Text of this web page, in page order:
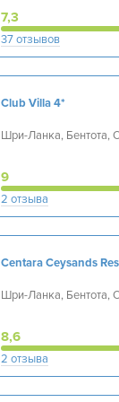
7,3
37 отзывов
Club Villa4*
Шри-Ланка, Бентота,
9
2 отзыва
Centara Ceysands
Шри-Ланка, Бентота,
8,6
2 отзыва